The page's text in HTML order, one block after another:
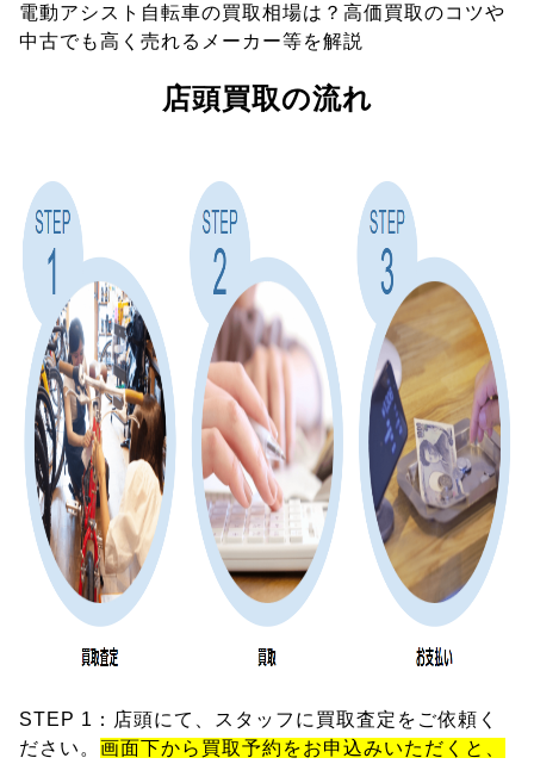
電動アシスト自転車の買取相場は？高価買取のコツや
中古でも高く売れるメーカー等を解説
店頭買取の流れ
STEP 1：店頭にて、スタッフに買取査定をご依頼く
ださい。 画面下から買取予約をお申込みいただくと、